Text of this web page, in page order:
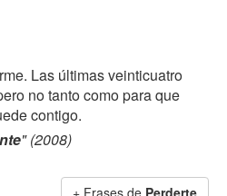
Las últimas veinticuatro
no tanto como para que
contigo.
" (2008)
+ Frases de Perderte